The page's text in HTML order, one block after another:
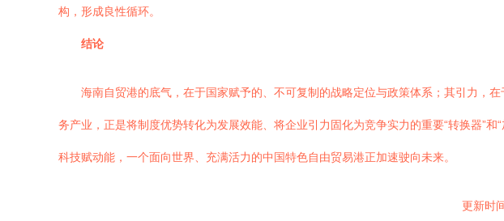
构，形成良性循环。
结论
海南自贸港的底气，在于国家赋予的、不可复制的战略定位与政策体系；其引力，
务产业，正是将制度优势转化为发展效能、将企业引力固化为竞争实力的重要“转换器”
科技赋动能，一个面向世界、充满活力的中国特色自由贸易港正加速驶向未来。
更新时